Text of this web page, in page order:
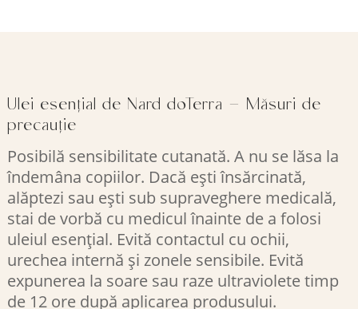
Ulei esențial de Nard doTerra – Măsuri de
precauție
Posibilă sensibilitate cutanată. A nu se lăsa la
îndemâna copiilor. Dacă ești însărcinată,
alăptezi sau ești sub supraveghere medicală,
stai de vorbă cu medicul înainte de a folosi
uleiul esențial. Evită contactul cu ochii,
urechea internă și zonele sensibile. Evită
expunerea la soare sau raze ultraviolete timp
de 12 ore după aplicarea produsului.